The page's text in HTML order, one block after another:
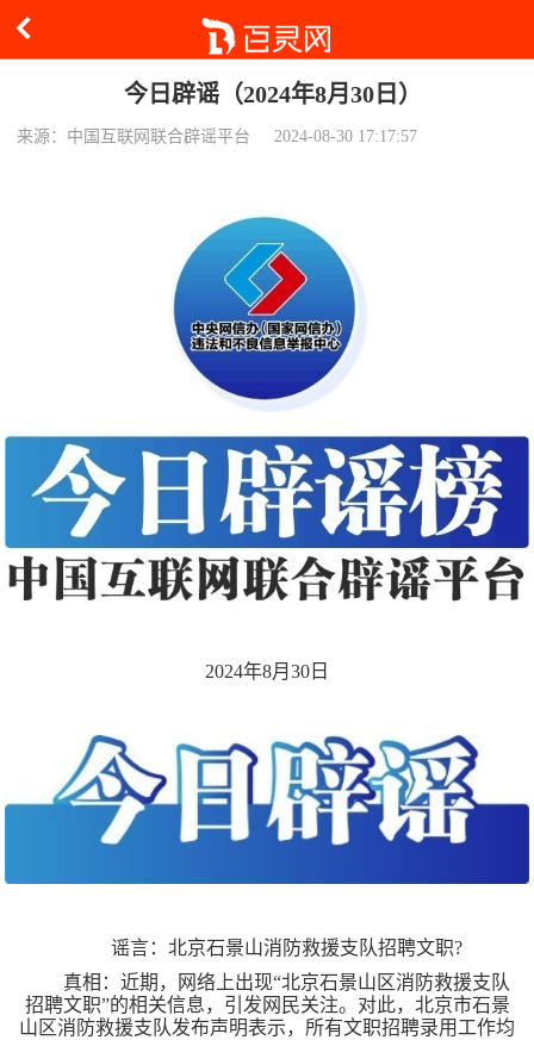
今日辟谣（2024年8月30日）
来源：中国互联网联合辟谣平台 2024-08-30 17:17:57
2024年8月30日
谣言：北京石景山消防救援支队招聘文职?
真相：近期，网络上出现“北京石景山区消防救援支队
招聘文职”的相关信息，引发网民关注。对此，北京市石景
山区消防救援支队发布声明表示，所有文职招聘录用工作均